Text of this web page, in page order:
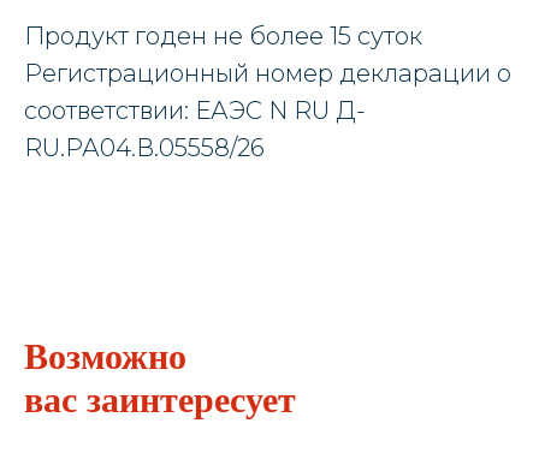
Продукт годен не более 15 суток
Регистрационный номер декларации о
соответствии: ЕАЭС N RU Д-
RU.РА04.В.05558/26
Возможно
вас заинтересует